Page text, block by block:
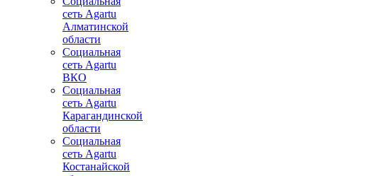
сеть Agartu
Алматинской
области
Социальная
сеть Agartu
ВКО
Социальная
сеть Agartu
Карагандинской
области
Социальная
сеть Agartu
Костанайской